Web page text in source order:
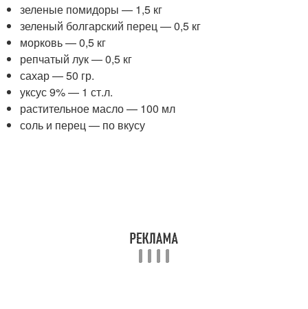
зеленые помидоры — 1,5 кг
зеленый болгарский перец — 0,5 кг
морковь — 0,5 кг
репчатый лук — 0,5 кг
сахар — 50 гр.
уксус 9% — 1 ст.л.
растительное масло — 100 мл
соль и перец — по вкусу